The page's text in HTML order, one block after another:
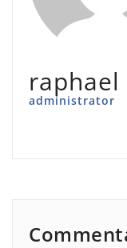
administrator